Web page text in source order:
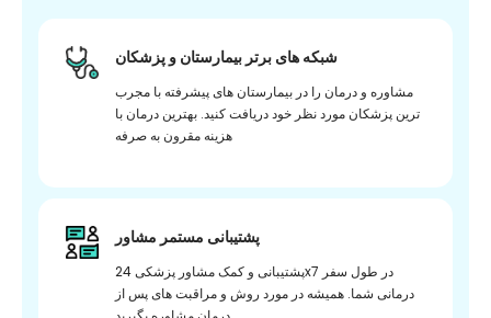
شبکه های برتر بیمارستان و پزشکان
مشاوره و درمان را در بیمارستان های پیشرفته با مجرب
ترین پزشکان مورد نظر خود دریافت کنید. بهترین درمان با
هزینه مقرون به صرفه
پشتیبانی مستمر مشاور
پشتیبانی و کمک مشاور پزشکی 24x7 در طول سفر
درمانی شما. همیشه در مورد روش و مراقبت های پس از